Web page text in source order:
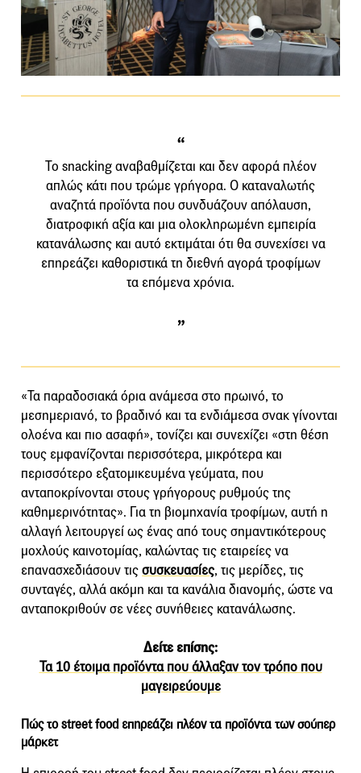
Το snacking αναβαθμίζεται και δεν αφορά πλέον
απλώς κάτι που τρώμε γρήγορα. Ο καταναλωτής
αναζητά προϊόντα που συνδυάζουν απόλαυση,
διατροφική αξία και μια ολοκληρωμένη εμπειρία
κατανάλωσης και αυτό εκτιμάται ότι θα συνεχίσει να
επηρεάζει καθοριστικά τη διεθνή αγορά τροφίμων
τα επόμενα χρόνια.
«Τα παραδοσιακά όρια ανάμεσα στο πρωινό, το
μεσημεριανό, το βραδινό και τα ενδιάμεσα σνακ γίνονται
ολοένα και πιο ασαφή», τονίζει και συνεχίζει «στη θέση
τους εμφανίζονται περισσότερα, μικρότερα και
περισσότερο εξατομικευμένα γεύματα, που
ανταποκρίνονται στους γρήγορους ρυθμούς της
καθημερινότητας». Για τη βιομηχανία τροφίμων, αυτή η
αλλαγή λειτουργεί ως ένας από τους σημαντικότερους
μοχλούς καινοτομίας, καλώντας τις εταιρείες να
επανασχεδιάσουν τιςσυσκευασίες, τις μερίδες, τις
συνταγές, αλλά ακόμη και τα κανάλια διανομής, ώστε να
ανταποκριθούν σε νέες συνήθειες κατανάλωσης.
Δείτε επίσης:
Τα 10 έτοιμα προϊόντα που άλλαξαν τον τρόπο που
μαγειρεύουμε
Πώς το street food επηρεάζει πλέον τα προϊόντα των σούπερ
μάρκετ